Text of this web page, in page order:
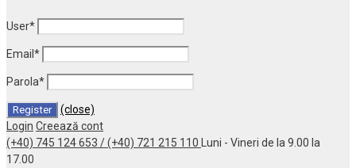
User*
Email *
Parola*
(close)
Login Creează cont
(+40) 745 124 653 / (+40) 721 215 110
Luni - Vineri de la 9.00 la
17.00